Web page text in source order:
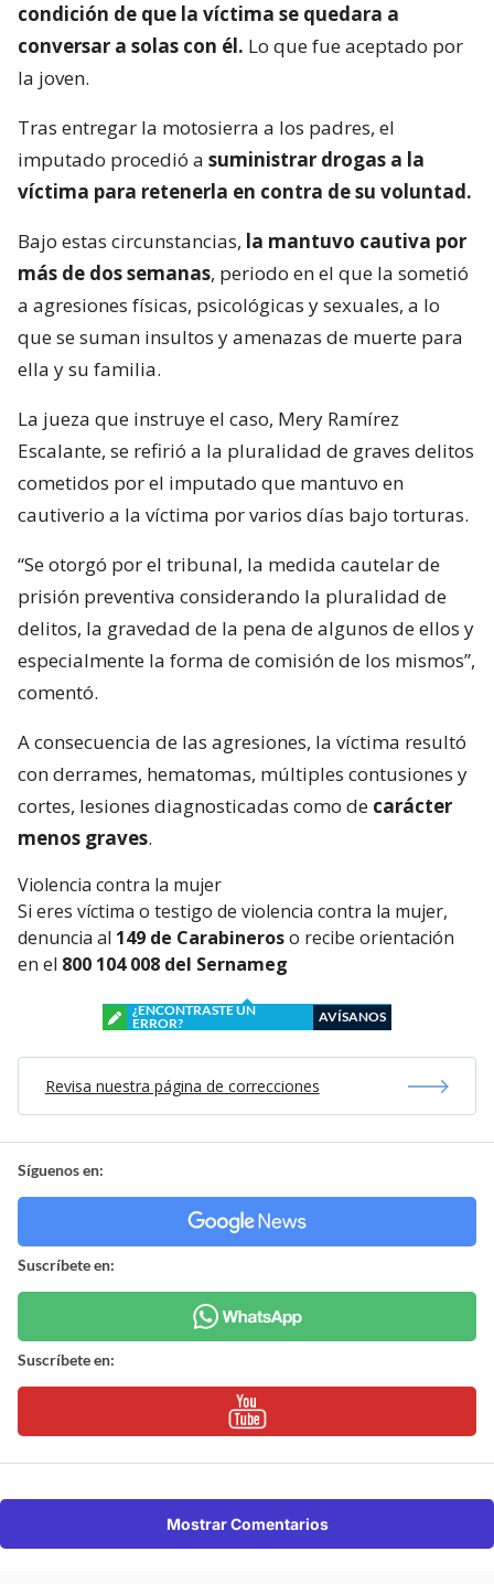
condición de que la víctima se quedara a
conversar a solas con él. Lo que fue aceptado por
la joven.
Tras entregar la motosierra a los padres, el
imputado procedió a suministrar drogas a la
víctima para retenerla en contra de su voluntad.
Bajo estas circunstancias, la mantuvo cautiva por
más de dos semanas, periodo en el que la sometió
a agresiones físicas, psicológicas y sexuales, a lo
que se suman insultos y amenazas de muerte para
ella y su familia.
La jueza que instruye el caso, Mery Ramírez
Escalante, se refirió a la pluralidad de graves delitos
cometidos por el imputado que mantuvo en
cautiverio a la víctima por varios días bajo torturas.
“Se otorgó por el tribunal, la medida cautelar de
prisión preventiva considerando la pluralidad de
delitos, la gravedad de la pena de algunos de ellos y
especialmente la forma de comisión de los mismos”,
comentó.
A consecuencia de las agresiones, la víctima resultó
con derrames, hematomas, múltiples contusiones y
cortes, lesiones diagnosticadas como de carácter
menos graves.
Violencia contra la mujer
Si eres víctima o testigo de violencia contra la mujer,
denuncia al 149 de Carabineroso recibe orientación
en el 800 104 008 del Sernameg
¿ENCONTRASTE UN
ERROR?
AVÍSANOS
Revisa nuestra página de correcciones
Síguenos en:
Suscríbete en:
Suscríbete en:
Mostrar Comentarios